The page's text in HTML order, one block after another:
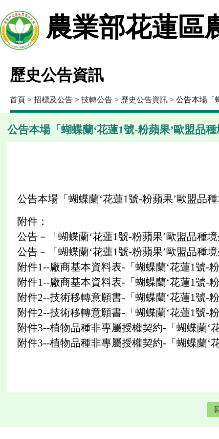
農業部花蓮區
歷史公告資訊
首頁 > 招標及公告 > 技轉公告 > 歷史公告資訊 > 公告本場「
公告本場「蝴蝶蘭‘花蓮1號-粉蘋果’歐盟品
公告本場「蝴蝶蘭‘花蓮1號-粉蘋果’歐盟品
附件：
公告－「蝴蝶蘭‘花蓮1號-粉蘋果’歐盟品種
公告－「蝴蝶蘭‘花蓮1號-粉蘋果’歐盟品種
附件1--廠商基本資料表-「蝴蝶蘭‘花蓮1號-
附件1--廠商基本資料表-「蝴蝶蘭‘花蓮1號-
附件2--技術移轉意願書-「蝴蝶蘭‘花蓮1號-
附件2--技術移轉意願書-「蝴蝶蘭‘花蓮1號-
附件3--植物品種非專屬授權契約-「蝴蝶蘭‘
附件3--植物品種非專屬授權契約-「蝴蝶蘭‘